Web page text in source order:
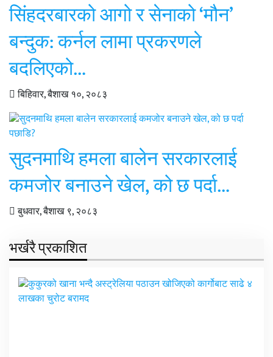
सिंहदरबारको आगो र सेनाको ‘मौन’
बन्दुक: कर्नल लामा प्रकरणले
बदलिएको…
बिहिवार, बैशाख १०, २०८३
सुदनमाथि हमला बालेन सरकारलाई
कमजोर बनाउने खेल, को छ पर्दा…
बुधवार, बैशाख ९, २०८३
भर्खरै प्रकाशित